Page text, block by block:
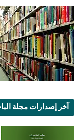
آخر إصدارات مجلة